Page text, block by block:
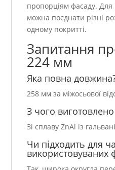
пропорціям фасаду. Для
можна поєднати різні
одному покритті.
Запитання
224 мм
Яка повна
258 мм за міжосьової
З чого
Зі сплаву ZnAl із
Чи підходить для
використовуваних